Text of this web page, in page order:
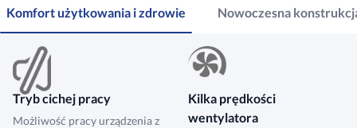
Komfort użytkowania i zdrowie Nowoczesna
Tryb cichej pracy
Możliwość pracy urządzenia z
Kilka prędkości
wentylatora